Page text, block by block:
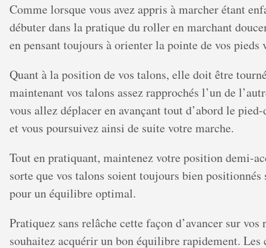
Comme lorsque vous avez appris à marcher étant
débuter dans la pratique du roller en marchant
en pensant toujours à orienter la pointe de vos pieds
Quant à la position de vos talons, elle doit être
maintenant vos talons assez rapprochés l’un de
vous allez déplacer en avançant tout d’abord le
et vous poursuivez ainsi de suite votre marche.
Tout en pratiquant, maintenez votre position demi-
sorte que vos talons soient toujours bien positionnés
pour un équilibre optimal.
Pratiquez sans relâche cette façon d’avancer sur
souhaitez acquérir un bon équilibre rapidement. Les